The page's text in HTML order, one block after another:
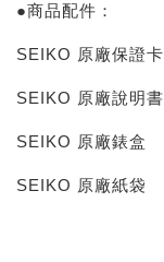
●商品配件：
SEIKO 原廠保證卡
SEIKO 原廠說明書
SEIKO 原廠錶盒
SEIKO 原廠紙袋